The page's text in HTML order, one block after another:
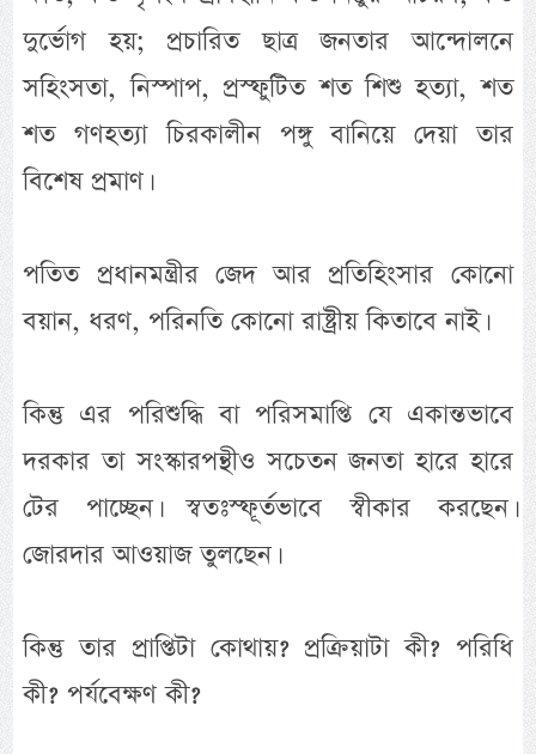
দুর্ভোগ হয়; প্রচারিত ছাত্র জনতার আন্দোলনে
সহিংসতা, নিস্পাপ, প্রস্ফুটিত শত শিশু হত্যা, শত
শত গণহত্যা চিরকালীন পঙ্গু বানিয়ে দেয়া তার
বিশেষ প্রমাণ।
পতিত প্রধানমন্ত্রীর জেদ আর প্রতিহিংসার কোনো
বয়ান, ধরণ, পরিনতি কোনো রাষ্ট্রীয় কিতাবে নাই।
কিন্তু এর পরিশুদ্ধি বা পরিসমাপ্তি যে একান্তভাবে
দরকার তা সংস্কারপন্থীও সচেতন জনতা হারে হারে
টের পাচ্ছেন। স্বতঃস্ফূর্তভাবে স্বীকার করছেন।
জোরদার আওয়াজ তুলছেন।
কিন্তু তার প্রাপ্তিটা কোথায়? প্রক্রিয়াটা কী? পরিধি
কী? পর্যবেক্ষণ কী?